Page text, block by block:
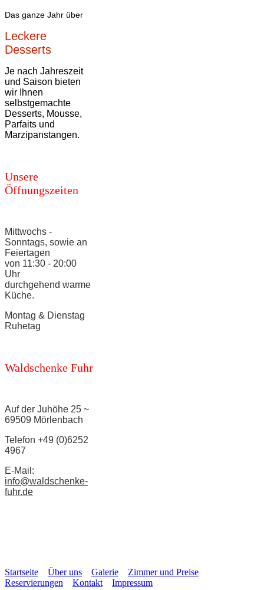
Das ganze Jahr über
Leckere
Desserts
Je nach Jahreszeit
und Saison bieten
wir Ihnen
selbstgemachte
Desserts, Mousse,
Parfaits und
Marzipanstangen.
Unsere
Öffnungszeiten
Mittwochs -
Sonntags, sowie an
Feiertagen
von 11:30 - 20:00
Uhr
durchgehend warme
Küche.
Montag & Dienstag
Ruhetag
Waldschenke Fuhr
Auf der Juhöhe 25 ~
69509 Mörlenbach
Telefon +49 (0)6252
4967
E-Mail:
info@waldschenke-
fuhr.de
Startseite Über uns Galerie
Zimmer und Preise
Reservierungen
Kontakt Impressum